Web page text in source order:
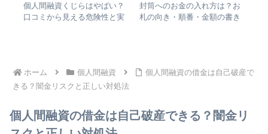
個人間融資くじらはやばい？
口コミから見える危険性と実
封筒へのお金の入れ方は？お
札の向き・順番・金額の書き
ホーム 個人間融資
個人間融資の借金は自己破産で
きる？闇金リスクと正しい対処法
個人間融資の借金は自己破産できる？闇金リ